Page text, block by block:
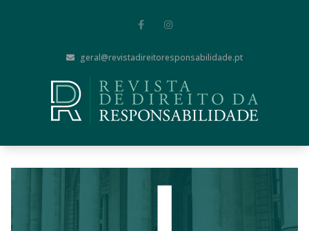
geral@revistadireitoresponsabilidade.pt